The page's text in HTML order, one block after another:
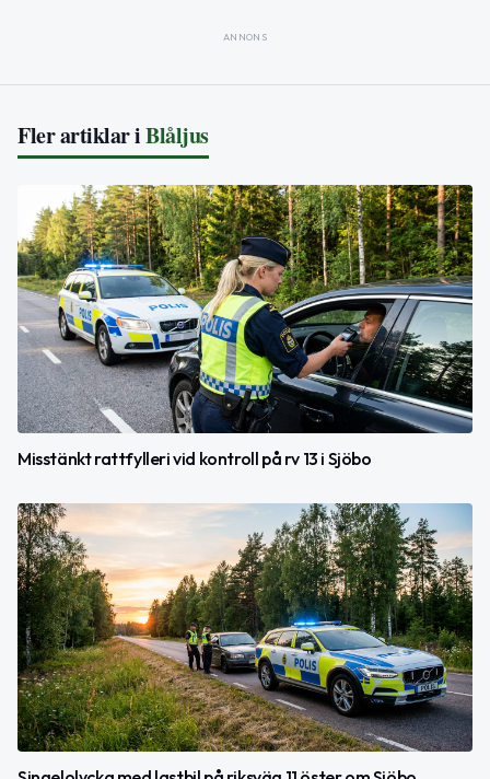
ANNONS
Fler artiklar iBlåljus
Misstänkt rattfylleri vid kontroll på rv 13 i Sjöbo